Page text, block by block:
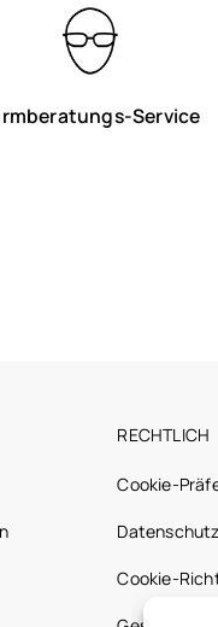
Service
RECHTLICH
Cookie-
Cookie-